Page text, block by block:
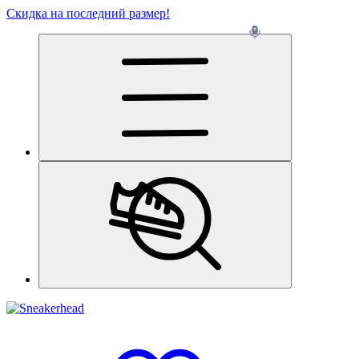
Скидка на последний размер!